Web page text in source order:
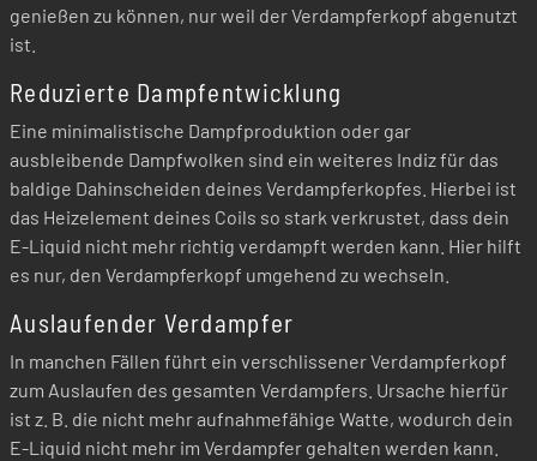
genießen zu können, nur weil der Verdampferkopf abgenutzt
ist.
Reduzierte Dampfentwicklung
Eine minimalistische Dampfproduktion oder gar
ausbleibende Dampfwolken sind ein weiteres Indiz für das
baldige Dahinscheiden deines Verdampferkopfes. Hierbei ist
das Heizelement deines Coils so stark verkrustet, dass dein
E-Liquid nicht mehr richtig verdampft werden kann. Hier hilft
es nur, den Verdampferkopf umgehend zu wechseln.
Auslaufender Verdampfer
In manchen Fällen führt ein verschlissener Verdampferkopf
zum Auslaufen des gesamten Verdampfers. Ursache hierfür
ist z. B. die nicht mehr aufnahmefähige Watte, wodurch dein
E-Liquid nicht mehr im Verdampfer gehalten werden kann.